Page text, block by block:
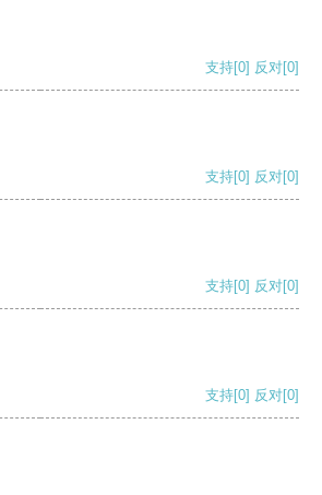
支持[0] 反对[0]
支持[0] 反对[0]
支持[0] 反对[0]
支持[0] 反对[0]